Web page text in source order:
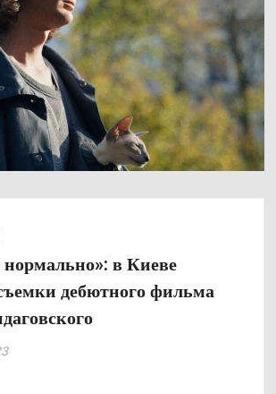
нормально»: в Киеве
дебютного фильма